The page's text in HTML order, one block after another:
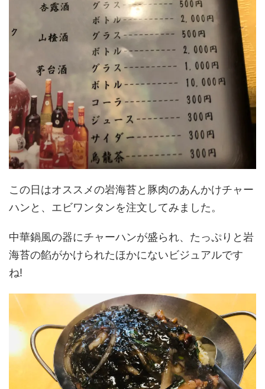
この日はオススメの岩海苔と豚肉のあんかけチャー
ハンと、エビワンタンを注文してみました。
中華鍋風の器にチャーハンが盛られ、たっぷりと岩
海苔の餡がかけられたほかにないビジュアルです
ね!